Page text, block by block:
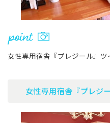
女性専用宿舎『プレジール』ツ
女性専用宿舎『プレジ